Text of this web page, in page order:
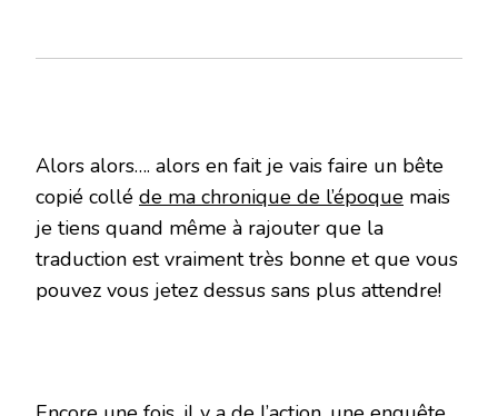
Alors alors…. alors en fait je vais faire un bête
copié collé de ma chronique de l’époque mais
je tiens quand même à rajouter que la
traduction est vraiment très bonne et que vous
pouvez vous jetez dessus sans plus attendre!